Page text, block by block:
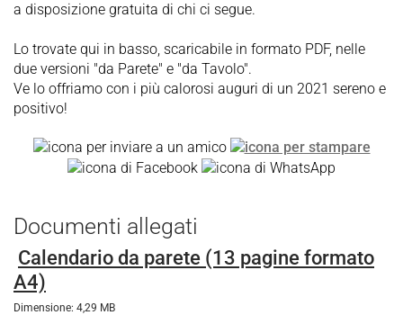
a disposizione gratuita di chi ci segue.
Lo trovate qui in basso, scaricabile in formato PDF, nelle
due versioni "da Parete" e "da Tavolo".
Ve lo offriamo con i più calorosi auguri di un 2021 sereno e
positivo!
Documenti allegati
Calendario da parete (13 pagine formato
A4)
Dimensione: 4,29 MB